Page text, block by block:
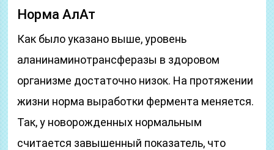
Норма АлАт
Как было указано выше, уровень
аланинаминотрансферазы в здоровом
организме достаточно низок. На протяжении
жизни норма выработки фермента меняется.
Так, у новорожденных нормальным
считается завышенный показатель, что